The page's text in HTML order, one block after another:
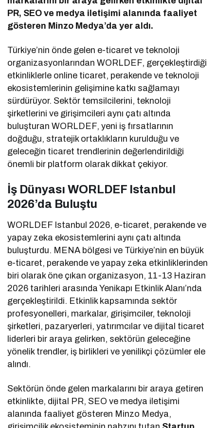
PR, SEO ve medya iletişimi alanında faaliyet
gösteren Minzo Medya’da yer aldı.
Türkiye’nin önde gelen e-ticaret ve teknoloji
organizasyonlarından WORLDEF, gerçekleştirdiği
etkinliklerle online ticaret, perakende ve teknoloji
ekosistemlerinin gelişimine katkı sağlamayı
sürdürüyor. Sektör temsilcilerini, teknoloji
şirketlerini ve girişimcileri aynı çatı altında
buluşturan WORLDEF, yeni iş fırsatlarının
doğduğu, stratejik ortaklıkların kurulduğu ve
geleceğin ticaret trendlerinin değerlendirildiği
önemli bir platform olarak dikkat çekiyor.
İş Dünyası WORLDEF Istanbul
2026’da Buluştu
WORLDEF Istanbul 2026, e-ticaret, perakende ve
yapay zeka ekosistemlerini aynı çatı altında
buluşturdu. MENA bölgesi ve Türkiye’nin en büyük
e-ticaret, perakende ve yapay zeka etkinliklerinden
biri olarak öne çıkan organizasyon, 11-13 Haziran
2026 tarihleri arasında Yenikapı Etkinlik Alanı’nda
gerçekleştirildi. Etkinlik kapsamında sektör
profesyonelleri, markalar, girişimciler, teknoloji
şirketleri, pazaryerleri, yatırımcılar ve dijital ticaret
liderleri bir araya gelirken, sektörün geleceğine
yönelik trendler, iş birlikleri ve yenilikçi çözümler ele
alındı.
Sektörün önde gelen markalarını bir araya getiren
etkinlikte, dijital PR, SEO ve medya iletişimi
alanında faaliyet gösteren Minzo Medya,